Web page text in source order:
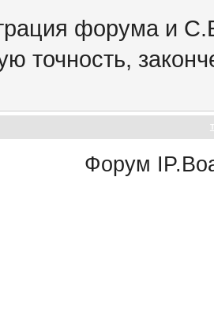
форума и
точность,
Форум